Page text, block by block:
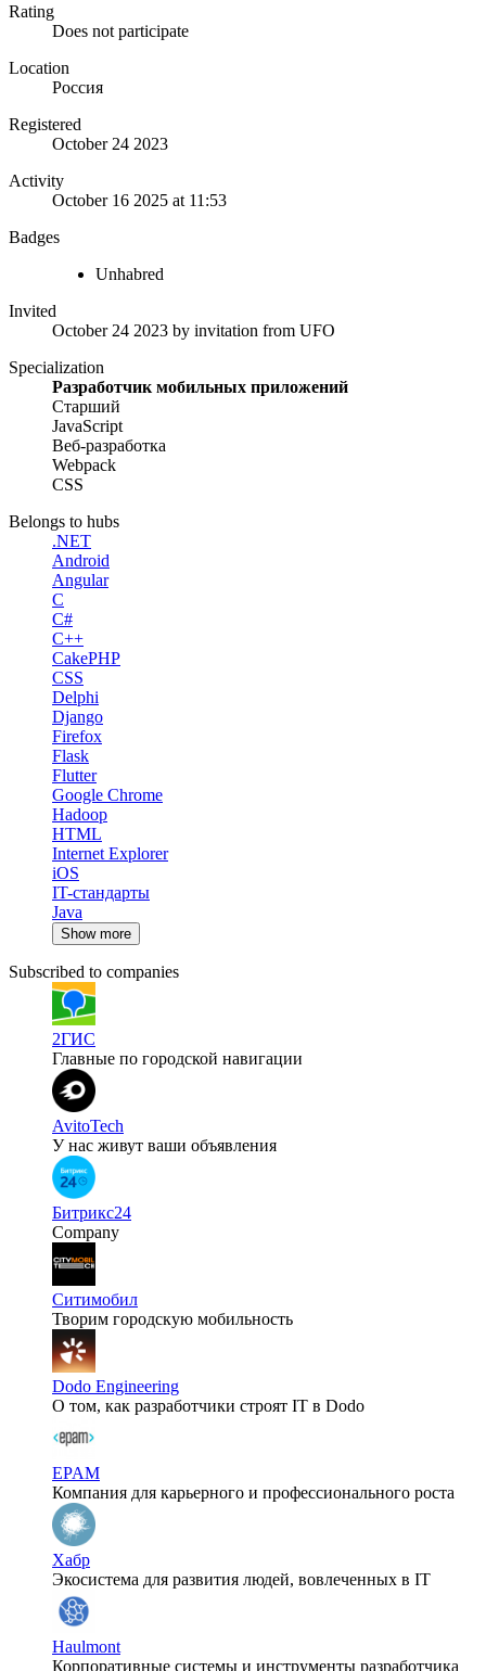
Rating
Does not participate
Location
Россия
Registered
October 24 2023
Activity
October 16 2025 at 11:53
Badges
Unhabred
Invited
October 24 2023 by invitation from UFO
Specialization
Разработчик мобильных приложений
Старший
JavaScript
Веб-разработка
Webpack
CSS
Belongs to hubs
.NET
Android
Angular
C
C#
C++
CakePHP
CSS
Delphi
Django
Firefox
Flask
Flutter
Google Chrome
Hadoop
HTML
Internet Explorer
iOS
IT-стандарты
Java
Show more
Subscribed to companies
2ГИС
Главные по городской навигации
AvitoTech
У нас живут ваши объявления
Битрикс24
Company
Ситимобил
Творим городскую мобильность
Dodo Engineering
О том, как разработчики строят IT в Dodo
EPAM
Компания для карьерного и профессионального роста
Хабр
Экосистема для развития людей, вовлеченных в IT
Haulmont
Корпоративные системы и инструменты разработчика